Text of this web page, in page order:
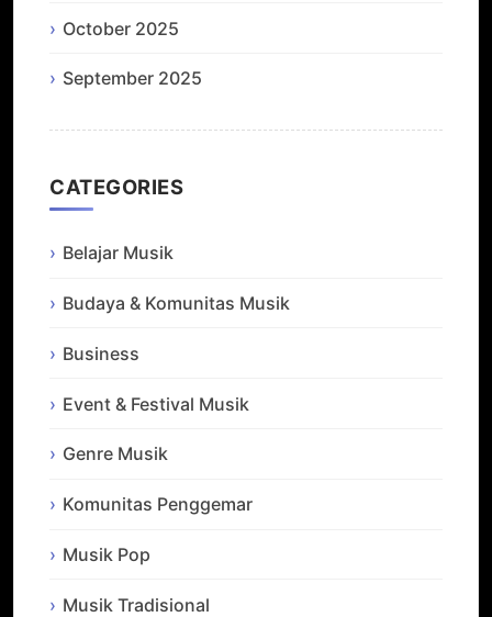
October 2025
September 2025
CATEGORIES
Belajar Musik
Budaya & Komunitas Musik
Business
Event & Festival Musik
Genre Musik
Komunitas Penggemar
Musik Pop
Musik Tradisional